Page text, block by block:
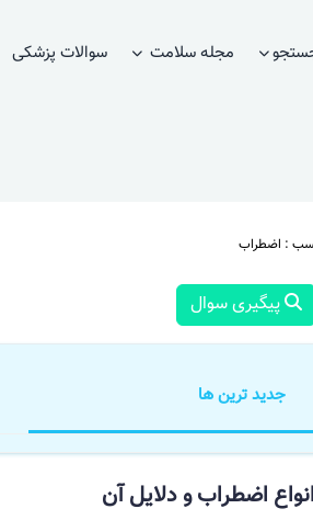
مجله سلامت سوالات پزشکی
: اضطراب
پیگیری سوال
جدید ترین ها
اضطراب و دلایل آن